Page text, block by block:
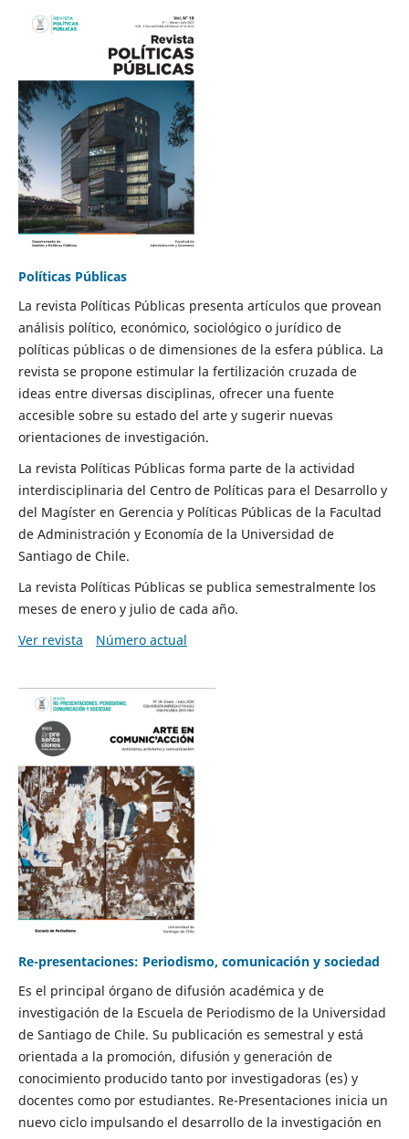
Políticas Públicas
La revista Políticas Públicas presenta artículos que provean
análisis político, económico, sociológico o jurídico de
políticas públicas o de dimensiones de la esfera pública. La
revista se propone estimular la fertilización cruzada de
ideas entre diversas disciplinas, ofrecer una fuente
accesible sobre su estado del arte y sugerir nuevas
orientaciones de investigación.
La revista Políticas Públicas forma parte de la actividad
interdisciplinaria del Centro de Políticas para el Desarrollo y
del Magíster en Gerencia y Políticas Públicas de la Facultad
de Administración y Economía de la Universidad de
Santiago de Chile.
La revista Políticas Públicas se publica semestralmente los
meses de enero y julio de cada año.
Ver revista
Número actual
Re-presentaciones: Periodismo, comunicación y sociedad
Es el principal órgano de difusión académica y de
investigación de la Escuela de Periodismo de la Universidad
de Santiago de Chile. Su publicación es semestral y está
orientada a la promoción, difusión y generación de
conocimiento producido tanto por investigadoras (es) y
docentes como por estudiantes. Re-Presentaciones inicia un
nuevo ciclo impulsando el desarrollo de la investigación en